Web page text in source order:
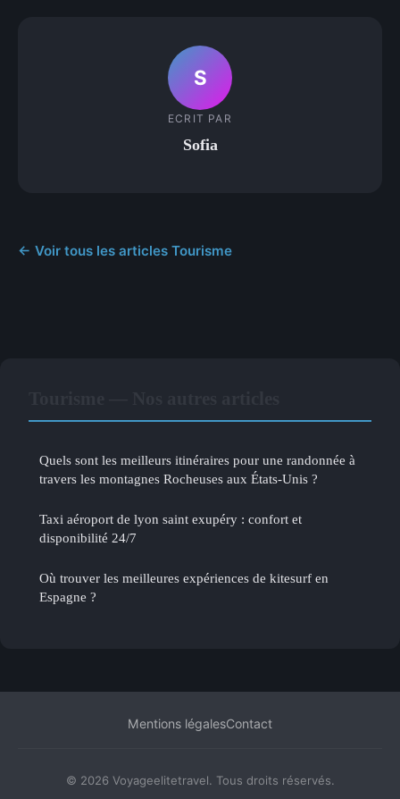
S
ECRIT PAR
Sofia
← Voir tous les articles Tourisme
Quels sont les meilleurs itinéraires pour une randonnée à
travers les montagnes Rocheuses aux États-Unis ?
Taxi aéroport de lyon saint exupéry : confort et
disponibilité 24/7
Où trouver les meilleures expériences de kitesurf en
Espagne ?
Mentions légalesContact
© 2026 Voyageelitetravel. Tous droits réservés.